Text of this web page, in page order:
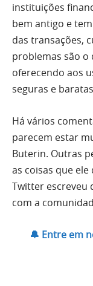
instituições
bem antigo e
das transações,
problemas são o
oferecendo aos
seguras e
Há vários
parecem estar
Buterin. Outras
as coisas que
Twitter escreveu
com a
🔔 Entre em